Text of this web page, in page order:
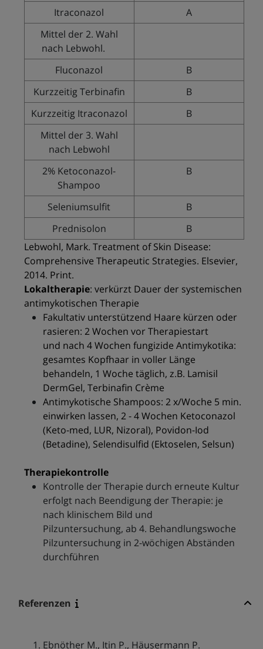
Itraconazol
A
Mittel der 2. Wahl
nach Lebwohl.
Fluconazol
B
Kurzzeitig Terbinafin
B
Kurzzeitig Itraconazol
B
Mittel der 3. Wahl
nach Lebwohl
2% Ketoconazol-
Shampoo
B
Seleniumsulfit
B
Prednisolon
B
Lebwohl, Mark. Treatment of Skin Disease:
Comprehensive Therapeutic Strategies. Elsevier,
2014. Print.
Lokaltherapie: verkürzt Dauer der systemischen
antimykotischen Therapie
Fakultativ unterstützend Haare kürzen oder
rasieren: 2 Wochen vor Therapiestart
und nach 4 Wochen fungizide Antimykotika:
gesamtes Kopfhaar in voller Länge
behandeln, 1 Woche täglich, z.B. Lamisil
DermGel, Terbinafin Crème
Antimykotische Shampoos: 2 x/Woche 5 min.
einwirken lassen, 2 - 4 Wochen Ketoconazol
(Keto-med, LUR, Nizoral), Povidon-Iod
(Betadine), Selendisulfid (Ektoselen, Selsun)
Therapiekontrolle
Kontrolle der Therapie durch erneute Kultur
erfolgt nach Beendigung der Therapie: je
nach klinischem Bild und
Pilzuntersuchung, ab 4. Behandlungswoche
Pilzuntersuchung in 2-wöchigen Abständen
durchführen
Referenzen
Ebnöther M., Itin P., Häusermann P.